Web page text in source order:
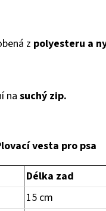
z polyesteru a
na suchý zip.
vesta pro psa
Délka zad
15 cm